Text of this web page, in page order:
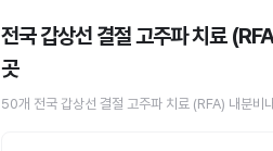
전국 갑상선 결절 고주파 치료
곳
50개 전국 갑상선 결절 고주파 치료 (RFA) 내분비